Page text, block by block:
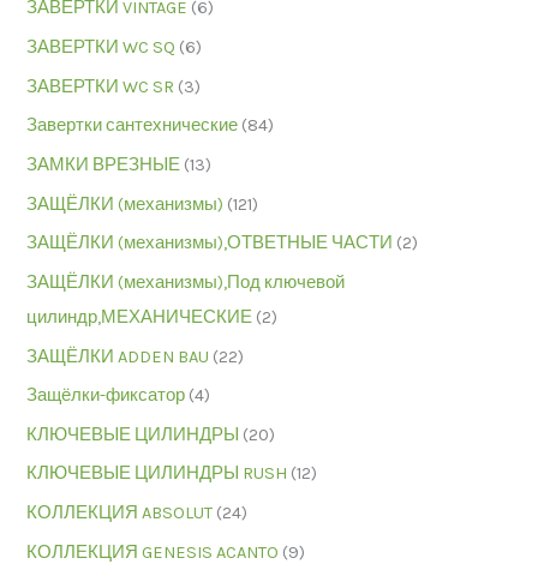
ЗАВЕРТКИ VINTAGE (6)
ЗАВЕРТКИ WC SQ (6)
ЗАВЕРТКИ WC SR (3)
Завертки сантехнические (84)
ЗАМКИ ВРЕЗНЫЕ (13)
ЗАЩЁЛКИ (механизмы) (121)
ЗАЩЁЛКИ (механизмы),ОТВЕТНЫЕ ЧАСТИ (2)
ЗАЩЁЛКИ (механизмы),Под ключевой
цилиндр,МЕХАНИЧЕСКИЕ (2)
ЗАЩЁЛКИ ADDEN BAU (22)
Защёлки-фиксатор (4)
КЛЮЧЕВЫЕ ЦИЛИНДРЫ (20)
КЛЮЧЕВЫЕ ЦИЛИНДРЫ RUSH (12)
КОЛЛЕКЦИЯ ABSOLUT (24)
КОЛЛЕКЦИЯ GENESIS ACANTO (9)